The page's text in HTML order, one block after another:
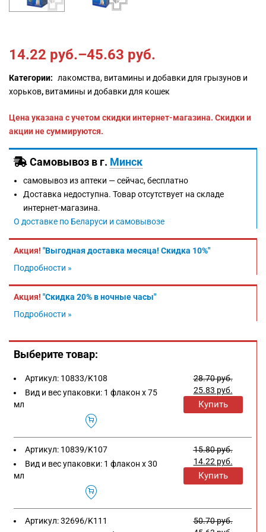
14.22 руб.–45.63 руб.
Категории: лакомства, витамины и добавки для грызунов и
хорьков, витамины и добавки для кошек
Цена указана с учетом скидки интернет-магазина. Скидки и
акции не суммируются.
Самовывоз в г. Минск
самовывоз из аптеки —сейчас, бесплатно
Доставка недоступна. Товар отсутствует на складе
интернет-магазина.
О доставке по Беларуси и самовывозе
Акция! "Выгодная доставка месяца! Скидка 10%"
Подробности »
Акция! "Скидка 20% в ночные часы"
Подробности »
Выберите товар:
Артикул: 10833/K108
Вид и вес упаковки: 1 флакон х 75
мл
28.70руб.
25.83 руб.
Купить
Артикул: 10839/K107
Вид и вес упаковки: 1 флакон х 30
мл
15.80руб.
14.22 руб.
Купить
Артикул:32696/K111
50.70руб.